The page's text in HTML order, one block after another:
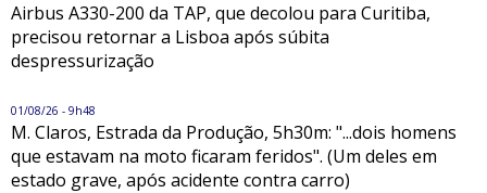
Airbus A330-200 da TAP, que decolou para Curitiba,
precisou retornar a Lisboa após súbita
despressurização
01/08/26 - 9h48
M. Claros, Estrada da Produção, 5h30m: "...dois homens
que estavam na moto ficaram feridos". (Um deles em
estado grave, após acidente contra carro)